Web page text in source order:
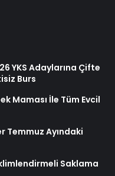
YKS Adaylarına Çifte
Burs
Maması İle Tüm Evcil
Temmuz Ayındaki
Saklama